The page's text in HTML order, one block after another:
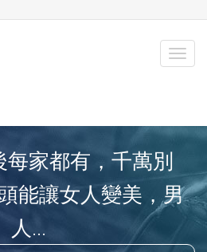
家都有，千萬別
能讓女人變美，男
人...